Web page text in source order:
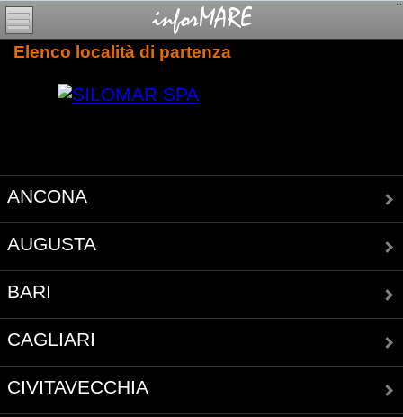
Elenco località di partenza
ANCONA
AUGUSTA
BARI
CAGLIARI
CIVITAVECCHIA